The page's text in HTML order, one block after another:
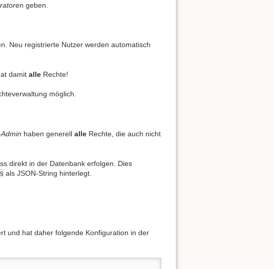
en geben.
Neu registrierte Nutzer werden automatisch
damit alle Rechte!
möglich.
haben generell alle Rechte, die auch nicht
direkt in der Datenbank erfolgen. Dies
als JSON-String hinterlegt.
und hat daher folgende Konfiguration in der